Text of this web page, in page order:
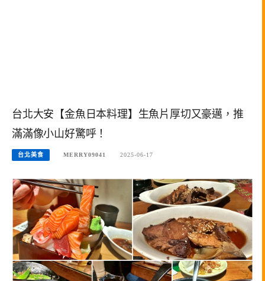
台北大安【金魚日本料理】生魚片厚切又豪邁，推
滿滿像小山好驚呼！
台北美食 MERRY09041 2025-06-17